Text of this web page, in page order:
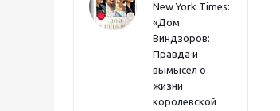
New York Times:
«Дом
Виндзоров:
Правда и
вымысел о
жизни
королевской